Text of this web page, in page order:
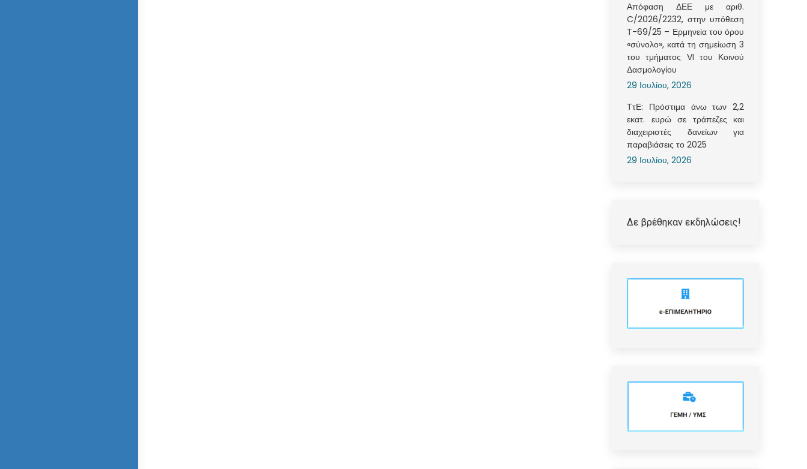
Απόφαση ΔΕΕ με αριθ.
C/2026/2232, στην υπόθεση
Τ-69/25 – Ερμηνεία του όρου
«σύνολο», κατά τη σημείωση 3
του τμήματος VI του Κοινού
Δασμολογίου
29 Ιουλίου, 2026
ΤτΕ: Πρόστιμα άνω των 2,2
εκατ. ευρώ σε τράπεζες και
διαχειριστές δανείων για
παραβιάσεις το 2025
29 Ιουλίου, 2026
Δε βρέθηκαν εκδηλώσεις!